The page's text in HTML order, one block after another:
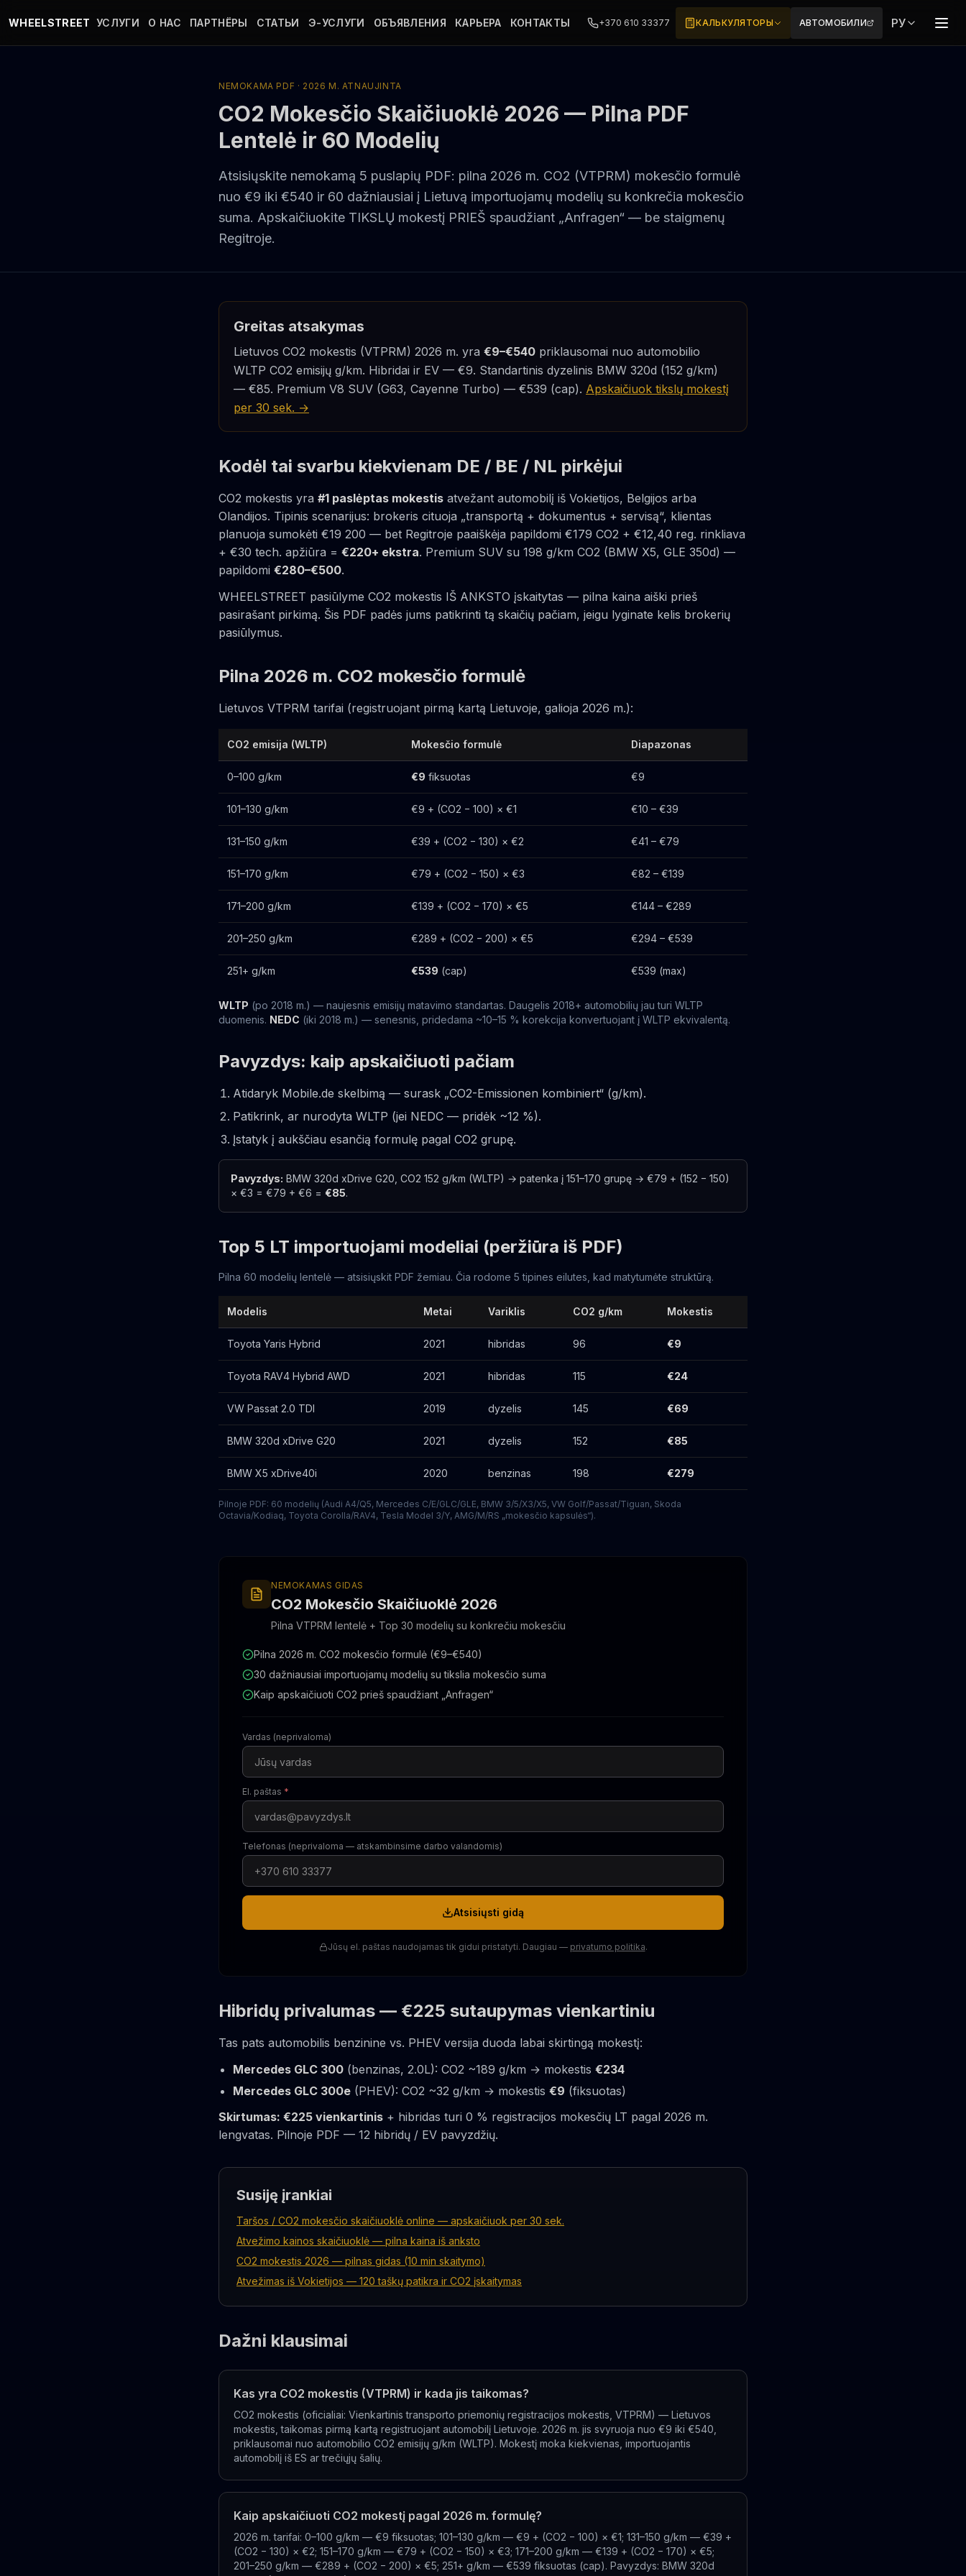
WHEELSTREET УСЛУГИ О НАС ПАРТНЁРЫ СТАТЬИ Э-УСЛУГИ ОБЪЯВЛЕНИЯ КАРЬЕРА КОНТАКТЫ +370 610 33377 КАЛЬКУЛЯТОРЫ АВТОМОБИЛИ РУ
NEMOKAMA PDF · 2026 M. ATNAUJINTA
CO2 Mokesčio Skaičiuoklė 2026 — Pilna PDF
Lentelė ir 60 Modelių
Atsisiųskite nemokamą 5 puslapių PDF: pilna 2026 m. CO2 (VTPRM) mokesčio formulė
nuo €9 iki €540 ir 60 dažniausiai į Lietuvą importuojamų modelių su konkrečia mokesčio
suma. Apskaičiuokite TIKSLŲ mokestį PRIEŠ spaudžiant „Anfragen“ — be staigmenų
Regitroje.
Greitas atsakymas
Lietuvos CO2 mokestis (VTPRM) 2026 m. yra €9–€540 priklausomai nuo automobilio
WLTP CO2 emisijų g/km. Hibridai ir EV — €9. Standartinis dyzelinis BMW 320d (152 g/km)
— €85. Premium V8 SUV (G63, Cayenne Turbo) — €539 (cap). Apskaičiuok tikslų mokestį
per 30 sek. →
Kodėl tai svarbu kiekvienam DE / BE / NL pirkėjui
CO2 mokestis yra #1 paslėptas mokestis atvežant automobilį iš Vokietijos, Belgijos arba
Olandijos. Tipinis scenarijus: brokeris cituoja „transportą + dokumentus + servisą“, klientas
planuoja sumokėti €19 200 — bet Regitroje paaiškėja papildomi €179 CO2 + €12,40 reg. rinkliava
+ €30 tech. apžiūra = €220+ ekstra. Premium SUV su 198 g/km CO2 (BMW X5, GLE 350d) —
papildomi €280–€500.
WHEELSTREET pasiūlyme CO2 mokestis IŠ ANKSTO įskaitytas — pilna kaina aiški prieš
pasirašant pirkimą. Šis PDF padės jums patikrinti tą skaičių pačiam, jeigu lyginate kelis brokerių
pasiūlymus.
Pilna 2026 m. CO2 mokesčio formulė
Lietuvos VTPRM tarifai (registruojant pirmą kartą Lietuvoje, galioja 2026 m.):
CO2 emisija (WLTP) Mokesčio formulė Diapazonas
0–100 g/km €9 fiksuotas €9
101–130 g/km €9 + (CO2 − 100) × €1 €10 – €39
131–150 g/km €39 + (CO2 − 130) × €2 €41 – €79
151–170 g/km €79 + (CO2 − 150) × €3 €82 – €139
171–200 g/km €139 + (CO2 − 170) × €5 €144 – €289
201–250 g/km €289 + (CO2 − 200) × €5 €294 – €539
251+ g/km €539 (cap) €539 (max)
WLTP (po 2018 m.) — naujesnis emisijų matavimo standartas. Daugelis 2018+ automobilių jau turi WLTP
duomenis. NEDC (iki 2018 m.) — senesnis, pridedama ~10–15 % korekcija konvertuojant į WLTP ekvivalentą.
Pavyzdys: kaip apskaičiuoti pačiam
Atidaryk Mobile.de skelbimą — surask „CO2-Emissionen kombiniert“ (g/km).
Patikrink, ar nurodyta WLTP (jei NEDC — pridėk ~12 %).
Įstatyk į aukščiau esančią formulę pagal CO2 grupę.
Pavyzdys: BMW 320d xDrive G20, CO2 152 g/km (WLTP) → patenka į 151–170 grupę → €79 + (152 − 150)
× €3 = €79 + €6 = €85.
Top 5 LT importuojami modeliai (peržiūra iš PDF)
Pilna 60 modelių lentelė — atsisiųskit PDF žemiau. Čia rodome 5 tipines eilutes, kad matytumėte struktūrą.
Modelis Metai Variklis CO2 g/km Mokestis
Toyota Yaris Hybrid 2021 hibridas 96 €9
Toyota RAV4 Hybrid AWD 2021 hibridas 115 €24
VW Passat 2.0 TDI 2019 dyzelis 145 €69
BMW 320d xDrive G20 2021 dyzelis 152 €85
BMW X5 xDrive40i 2020 benzinas 198 €279
Pilnoje PDF: 60 modelių (Audi A4/Q5, Mercedes C/E/GLC/GLE, BMW 3/5/X3/X5, VW Golf/Passat/Tiguan, Skoda
Octavia/Kodiaq, Toyota Corolla/RAV4, Tesla Model 3/Y, AMG/M/RS „mokesčio kapsulės“).
NEMOKAMAS GIDAS
CO2 Mokesčio Skaičiuoklė 2026
Pilna VTPRM lentelė + Top 30 modelių su konkrečiu mokesčiu
Pilna 2026 m. CO2 mokesčio formulė (€9–€540)
30 dažniausiai importuojamų modelių su tikslia mokesčio suma
Kaip apskaičiuoti CO2 prieš spaudžiant „Anfragen“
Vardas (neprivaloma)
El. paštas *
Telefonas (neprivaloma — atskambinsime darbo valandomis)
Atsisiųsti gidą
Jūsų el. paštas naudojamas tik gidui pristatyti. Daugiau — privatumo politika.
Hibridų privalumas — €225 sutaupymas vienkartiniu
Tas pats automobilis benzinine vs. PHEV versija duoda labai skirtingą mokestį:
Mercedes GLC 300 (benzinas, 2.0L): CO2 ~189 g/km → mokestis €234
Mercedes GLC 300e (PHEV): CO2 ~32 g/km → mokestis €9 (fiksuotas)
Skirtumas: €225 vienkartinis + hibridas turi 0 % registracijos mokesčių LT pagal 2026 m.
lengvatas. Pilnoje PDF — 12 hibridų / EV pavyzdžių.
Susiję įrankiai
Taršos / CO2 mokesčio skaičiuoklė online — apskaičiuok per 30 sek.
Atvežimo kainos skaičiuoklė — pilna kaina iš anksto
CO2 mokestis 2026 — pilnas gidas (10 min skaitymo)
Atvežimas iš Vokietijos — 120 taškų patikra ir CO2 įskaitymas
Dažni klausimai
Kas yra CO2 mokestis (VTPRM) ir kada jis taikomas?
CO2 mokestis (oficialiai: Vienkartinis transporto priemonių registracijos mokestis, VTPRM) — Lietuvos
mokestis, taikomas pirmą kartą registruojant automobilį Lietuvoje. 2026 m. jis svyruoja nuo €9 iki €540,
priklausomai nuo automobilio CO2 emisijų g/km (WLTP). Mokestį moka kiekvienas, importuojantis
automobilį iš ES ar trečiųjų šalių.
Kaip apskaičiuoti CO2 mokestį pagal 2026 m. formulę?
2026 m. tarifai: 0–100 g/km — €9 fiksuotas; 101–130 g/km — €9 + (CO2 − 100) × €1; 131–150 g/km — €39 +
(CO2 − 130) × €2; 151–170 g/km — €79 + (CO2 − 150) × €3; 171–200 g/km — €139 + (CO2 − 170) × €5;
201–250 g/km — €289 + (CO2 − 200) × €5; 251+ g/km — €539 fiksuotas (cap). Pavyzdys: BMW 320d